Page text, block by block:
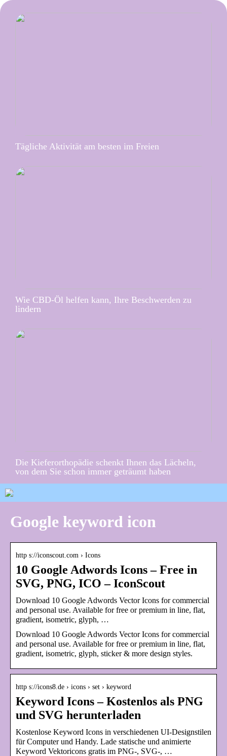
Tägliche Aktivität am besten im Freien
Wie CBD-Öl helfen kann, Ihre Beschwerden zu
lindern
Die Kieferorthopädie schenkt Ihnen das Lächeln,
von dem Sie schon immer geträumt haben
Google keyword icon
http s://iconscout.com › Icons
10 Google Adwords Icons – Free in
SVG, PNG, ICO – IconScout
Download 10 Google Adwords Vector Icons for commercial
and personal use. Available for free or premium in line, flat,
gradient, isometric, glyph, …
Download 10 Google Adwords Vector Icons for commercial
and personal use. Available for free or premium in line, flat,
gradient, isometric, glyph, sticker & more design styles.
http s://icons8.de › icons › set › keyword
Keyword Icons – Kostenlos als PNG
und SVG herunterladen
Kostenlose Keyword Icons in verschiedenen UI-Designstilen
für Computer und Handy. Lade statische und animierte
Keyword Vektoricons gratis im PNG-, SVG-, …